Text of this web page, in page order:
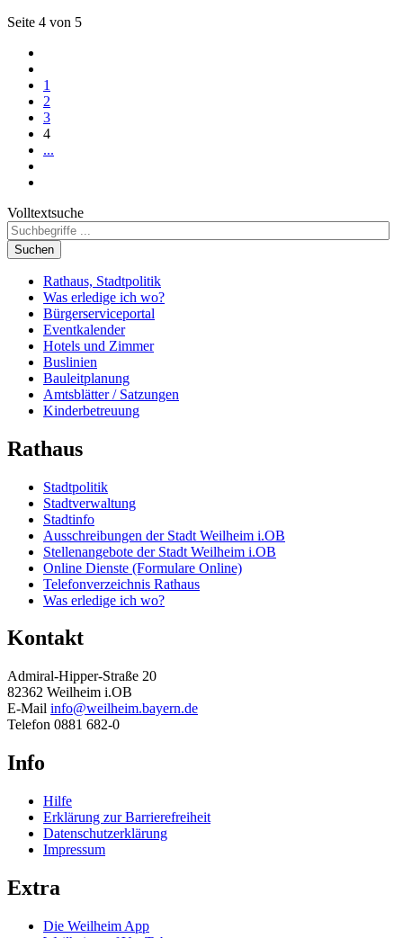
Seite 4 von 5
1
2
3
4
...
Volltextsuche
Suchen
Rathaus, Stadtpolitik
Was erledige ich wo?
Bürgerserviceportal
Eventkalender
Hotels und Zimmer
Buslinien
Bauleitplanung
Amtsblätter / Satzungen
Kinderbetreuung
Rathaus
Stadtpolitik
Stadtverwaltung
Stadtinfo
Ausschreibungen der Stadt Weilheim i.OB
Stellenangebote der Stadt Weilheim i.OB
Online Dienste (Formulare Online)
Telefonverzeichnis Rathaus
Was erledige ich wo?
Kontakt
Admiral-Hipper-Straße 20
82362 Weilheim i.OB
E-Mail info@weilheim.bayern.de
Telefon 0881 682-0
Info
Hilfe
Erklärung zur Barrierefreiheit
Datenschutzerklärung
Impressum
Extra
Die Weilheim App